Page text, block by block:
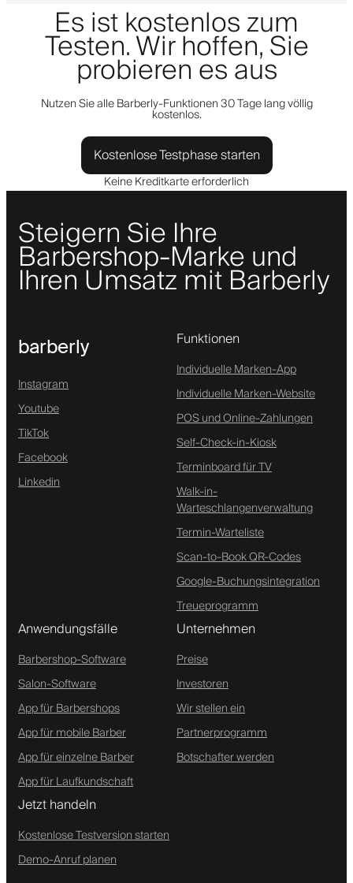
Es ist kostenlos zum
Testen. Wir hoffen, Sie
probieren es aus
Nutzen Sie alle Barberly-Funktionen 30 Tage lang völlig
kostenlos.
Kostenlose Testphase starten
Keine Kreditkarte erforderlich
Steigern Sie Ihre
Barbershop-Marke und
Ihren Umsatz mit Barberly
barberly
Instagram
Youtube
TikTok
Facebook
Linkedin
Funktionen
Individuelle Marken-App
Individuelle Marken-Website
POS und Online-Zahlungen
Self-Check-in-Kiosk
Terminboard für TV
Walk-in-
Warteschlangenverwaltung
Termin-Warteliste
Scan-to-Book QR-Codes
Google-Buchungsintegration
Treueprogramm
Anwendungsfälle
Barbershop-Software
Salon-Software
App für Barbershops
App für mobile Barber
App für einzelne Barber
App für Laufkundschaft
Unternehmen
Preise
Investoren
Wir stellen ein
Partnerprogramm
Botschafter werden
Jetzt handeln
Kostenlose Testversion starten
Demo-Anruf planen